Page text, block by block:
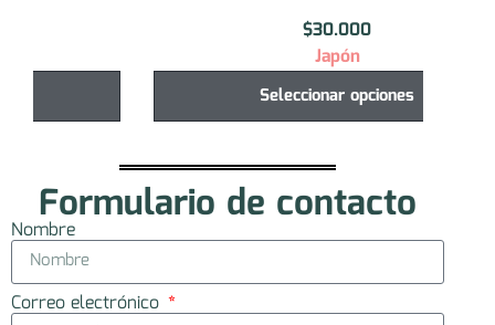
Seleccionar opciones
Formulario de contacto
Nombre
Correo electrónico